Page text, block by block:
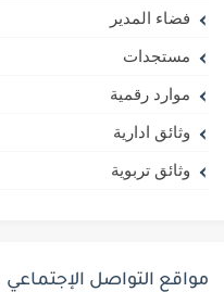
فضاء المدير
مستجدات
موارد رقمية
وثائق ادارية
وثائق تربوية
مواقع التواصل الإجتماعي